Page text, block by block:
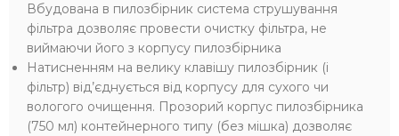
Вбудована в пилозбірник система струшування
фільтра дозволяє провести очистку фільтра, не
виймаючи його з корпусу пилозбірника
Натисненням на велику клавішу пилозбірник (і
фільтр) від’єднується від корпусу для сухого чи
вологого очищення. Прозорий корпус пилозбірника
(750 мл) контейнерного типу (без мішка) дозволяє